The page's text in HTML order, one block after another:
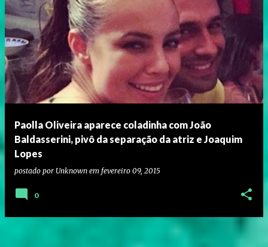
Paolla Oliveira aparece coladinha com João
Baldasserini, pivô da separação da atriz e Joaquim
Lopes
postado por Unknown em fevereiro 09, 2015
0